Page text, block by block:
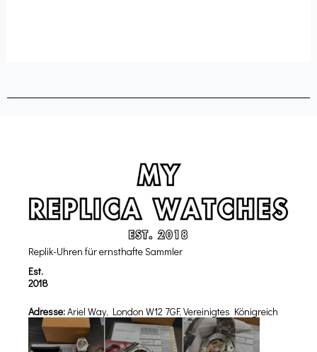
Replik-Uhren für ernsthafte Sammler
Est.
2018
Adresse:Ariel Way, London W12 7GF, Vereinigtes Königreich